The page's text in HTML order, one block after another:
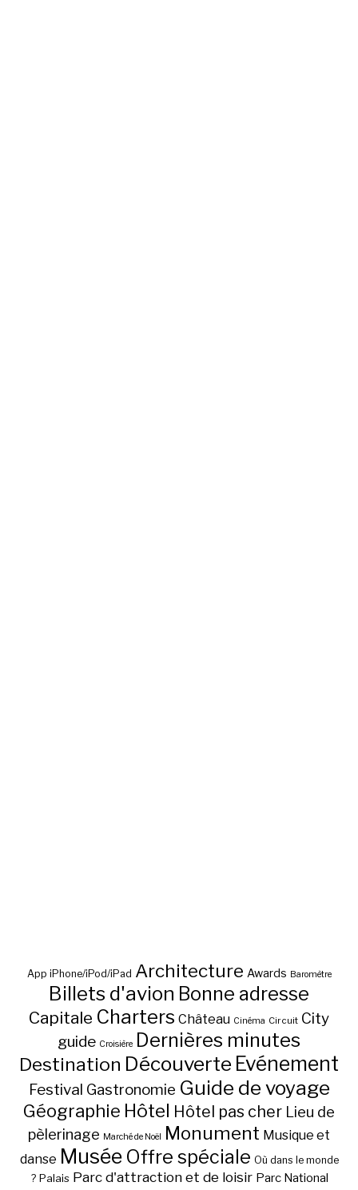
App iPhone/iPod/iPad Architecture Awards Baromètre
Billets d'avion Bonne adresse
Capitale Charters Château Cinéma Circuit City
guide Croisière Dernières minutes
Destination Découverte Evénement
Festival Gastronomie Guide de voyage
Géographie Hôtel Hôtel pas cher Lieu de
pèlerinage Marché de Noël Monument Musique et
danse Musée Offre spéciale Où dans le monde
? Palais Parc d'attraction et de loisir Parc National